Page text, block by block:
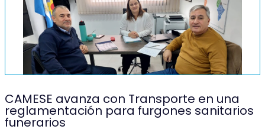
CAMESE avanza con Transporte en una
reglamentación para furgones sanitarios
funerarios